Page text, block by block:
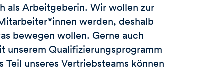
als Arbeitgeberin. Wir wollen zur
werden, deshalb
bewegen wollen. Gerne auch
unserem Qualifizierungsprogramm
unseres Vertriebsteams können